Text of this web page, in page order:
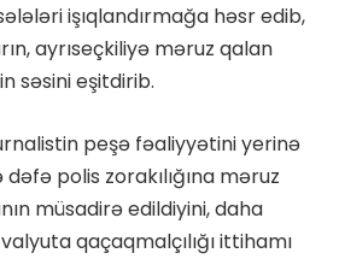
işıqlandırmağa həsr edib,
ayrıseçkiliyə məruz qalan
səsini eşitdirib.
peşə fəaliyyətini yerinə
polis zorakılığına məruz
müsadirə edildiyini, daha
qaçaqmalçılığı ittihamı